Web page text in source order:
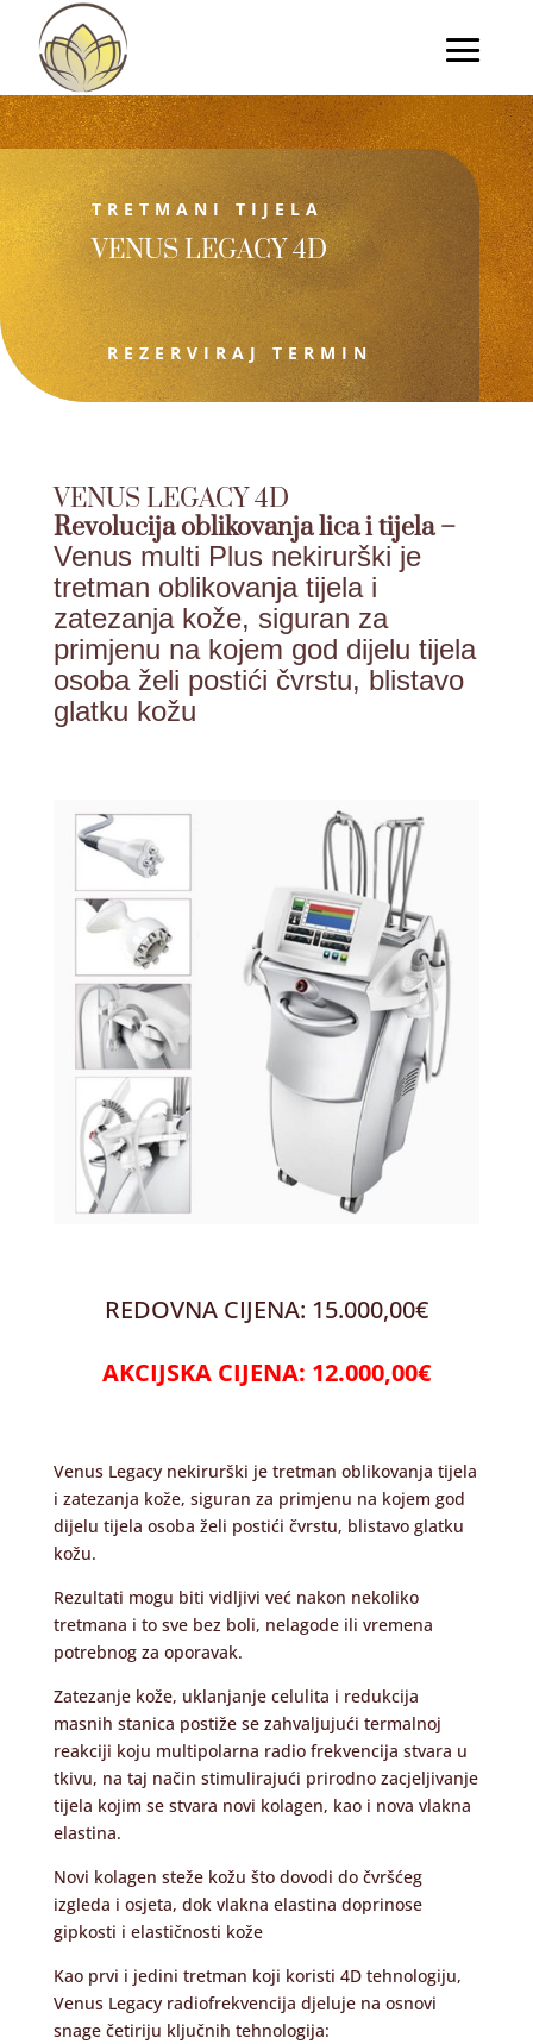
TRETMANI TIJELA
VENUS LEGACY 4D
REZERVIRAJ TERMIN
VENUS LEGACY 4D
Revolucija oblikovanja lica i tijela –
Venus multi Plus nekirurški je
tretman oblikovanja tijela i
zatezanja kože, siguran za
primjenu na kojem god dijelu tijela
osoba želi postići čvrstu, blistavo
glatku kožu
REDOVNA CIJENA: 15.000,00€
AKCIJSKA CIJENA: 12.000,00€
Venus Legacy nekirurški je tretman oblikovanja tijela
i zatezanja kože, siguran za primjenu na kojem god
dijelu tijela osoba želi postići čvrstu, blistavo glatku
kožu.
Rezultati mogu biti vidljivi već nakon nekoliko
tretmana i to sve bez boli, nelagode ili vremena
potrebnog za oporavak.
Zatezanje kože, uklanjanje celulita i redukcija
masnih stanica postiže se zahvaljujući termalnoj
reakciji koju multipolarna radio frekvencija stvara u
tkivu, na taj način stimulirajući prirodno zacjeljivanje
tijela kojim se stvara novi kolagen, kao i nova vlakna
elastina.
Novi kolagen steže kožu što dovodi do čvršćeg
izgleda i osjeta, dok vlakna elastina doprinose
gipkosti i elastičnosti kože
Kao prvi i jedini tretman koji koristi 4D tehnologiju,
Venus Legacy radiofrekvencija djeluje na osnovi
snage četiriju ključnih tehnologija: